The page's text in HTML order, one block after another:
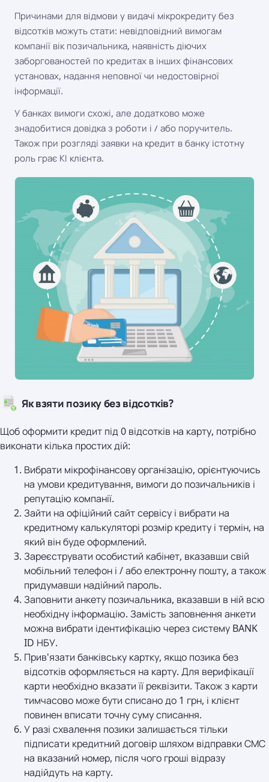
Причинами для відмови у видачі мікрокредиту без
відсотків можуть стати: невідповідний вимогам
компанії вік позичальника, наявність діючих
заборгованостей по кредитах в інших фінансових
установах, надання неповної чи недостовірної
інформації.
У банках вимоги схожі, але додатково може
знадобитися довідка з роботи і / або поручитель.
Також при розгляді заявки на кредит в банку істотну
роль грає КІ клієнта.
Як взяти позику без відсотків?
Щоб оформити кредит під 0 відсотків на карту, потрібно
виконати кілька простих дій:
Вибрати мікрофінансову організацію, орієнтуючись
на умови кредитування, вимоги до позичальників і
репутацію компанії.
Зайти на офіційний сайт сервісу і вибрати на
кредитному калькуляторі розмір кредиту і термін, на
який він буде оформлений.
Зареєструвати особистий кабінет, вказавши свій
мобільний телефон і / або електронну пошту, а також
придумавши надійний пароль.
Заповнити анкету позичальника, вказавши в ній всю
необхідну інформацію. Замість заповнення анкети
можна вибрати ідентифікацію через систему BANK
ID НБУ.
Прив'язати банківську картку, якщо позика без
відсотків оформляється на карту. Для верифікації
карти необхідно вказати її реквізити. Також з карти
тимчасово може бути списано до 1 грн, і клієнт
повинен вписати точну суму списання.
У разі схвалення позики залишається тільки
підписати кредитний договір шляхом відправки СМС
на вказаний номер, після чого гроші відразу
надійдуть на карту.